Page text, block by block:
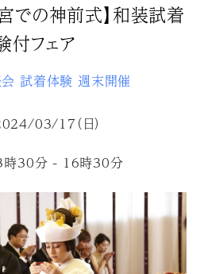
での神前式】和装試着
付フェア
試着体験 週末開催
03/17（日）
時30分 - 16時30分